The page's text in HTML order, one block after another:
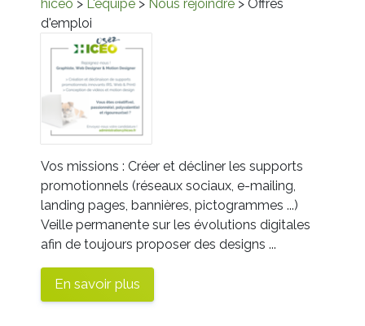
hiceo > L'équipe > Nous rejoindre > Offres
d'emploi
Vos missions : Créer et décliner les supports
promotionnels (réseaux sociaux, e-mailing,
landing pages, bannières, pictogrammes ...)
Veille permanente sur les évolutions digitales
afin de toujours proposer des designs ...
En savoir plus